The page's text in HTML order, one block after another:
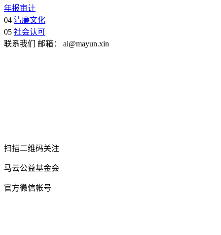
年报审计
04 清廉文化
05 社会认可
联系我们
邮箱： ai@mayun.xin
扫描二维码关注
马云公益基金会
官方微信帐号